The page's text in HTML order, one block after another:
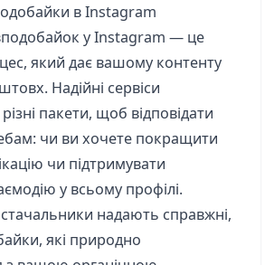
в Instagram
у Instagram — це
який дає вашому контенту
Надійні сервіси
пакети, щоб відповідати
чи ви хочете покращити
чи підтримувати
у всьому профілі.
надають справжні,
які природно